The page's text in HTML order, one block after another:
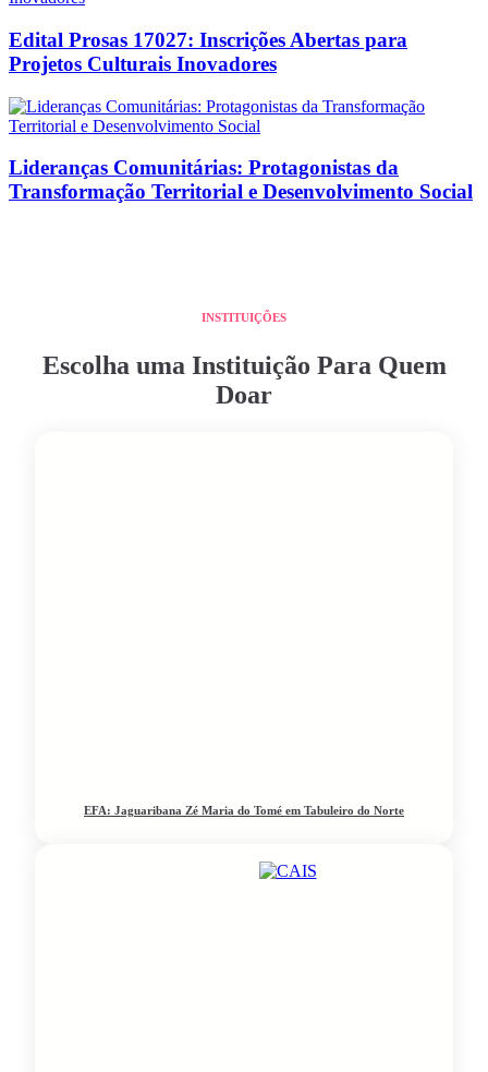
Edital Prosas 17027: Inscrições Abertas para
Projetos Culturais Inovadores
Lideranças Comunitárias: Protagonistas da
Transformação Territorial e Desenvolvimento Social
INSTITUIÇÕES
Escolha uma Instituição Para Quem
Doar
EFA: Jaguaribana Zé Maria do Tomé em Tabuleiro do Norte